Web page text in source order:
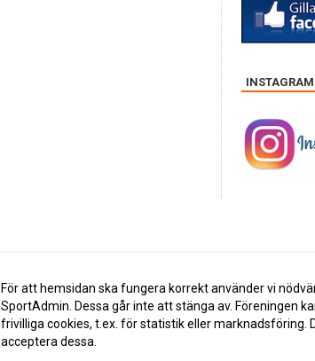
INSTAGRAM
För att hemsidan ska fungera korrekt använder vi
SportAdmin. Dessa går inte att stänga av. Föreningen
frivilliga cookies, t.ex. för statistik eller marknadsföring.
acceptera dessa.